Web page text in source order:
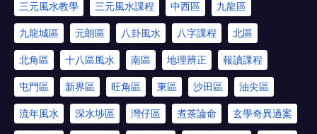
三元風水教學 三元風水課程 中西區 九龍區
九龍城區 元朗區 八卦風水 八字課程 北區
北角區 十八區風水 南區 地理辨正 報讀課程
屯門區 新界區 旺角區 東區 沙田區 油尖區
流年風水 深水埗區 灣仔區 煮茶論命 玄學奇異過案